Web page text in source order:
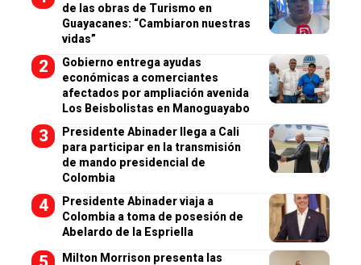
de las obras de Turismo en
Guayacanes: “Cambiaron nuestras
vidas”
Gobierno entrega ayudas
económicas a comerciantes
afectados por ampliación avenida
Los Beisbolistas en Manoguayabo
Presidente Abinader llega a Cali
para participar en la transmisión
de mando presidencial de
Colombia
Presidente Abinader viaja a
Colombia a toma de posesión de
Abelardo de la Espriella
Milton Morrison presenta las